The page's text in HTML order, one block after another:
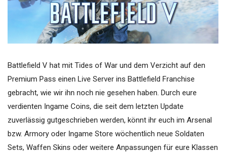
Battlefield V hat mit Tides of War und dem Verzicht auf den
Premium Pass einen Live Server ins Battlefield Franchise
gebracht, wie wir ihn noch nie gesehen haben. Durch eure
verdienten Ingame Coins, die seit dem letzten Update
zuverlässig gutgeschrieben werden, könnt ihr euch im Arsenal
bzw. Armory oder Ingame Store wöchentlich neue Soldaten
Sets, Waffen Skins oder weitere Anpassungen für eure Klassen